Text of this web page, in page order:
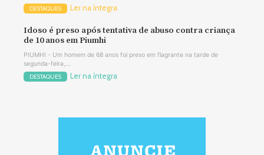
DESTAQUES Ler na íntegra
Idoso é preso após tentativa de abuso contra criança
de 10 anos em Piumhi
PIUMHI - Um homem de 68 anos foi preso em flagrante na tarde de
segunda-feira,...
DESTAQUES Ler na íntegra